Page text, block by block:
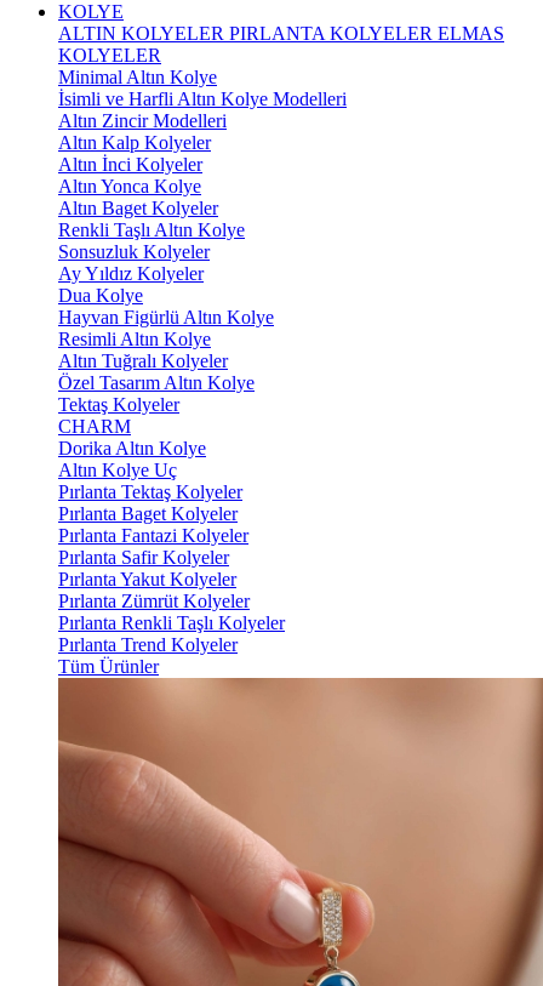
KOLYE
ALTIN KOLYELER PIRLANTA KOLYELER ELMAS
KOLYELER
Minimal Altın Kolye
İsimli ve Harfli Altın Kolye Modelleri
Altın Zincir Modelleri
Altın Kalp Kolyeler
Altın İnci Kolyeler
Altın Yonca Kolye
Altın Baget Kolyeler
Renkli Taşlı Altın Kolye
Sonsuzluk Kolyeler
Ay Yıldız Kolyeler
Dua Kolye
Hayvan Figürlü Altın Kolye
Resimli Altın Kolye
Altın Tuğralı Kolyeler
Özel Tasarım Altın Kolye
Tektaş Kolyeler
CHARM
Dorika Altın Kolye
Altın Kolye Uç
Pırlanta Tektaş Kolyeler
Pırlanta Baget Kolyeler
Pırlanta Fantazi Kolyeler
Pırlanta Safir Kolyeler
Pırlanta Yakut Kolyeler
Pırlanta Zümrüt Kolyeler
Pırlanta Renkli Taşlı Kolyeler
Pırlanta Trend Kolyeler
Tüm Ürünler